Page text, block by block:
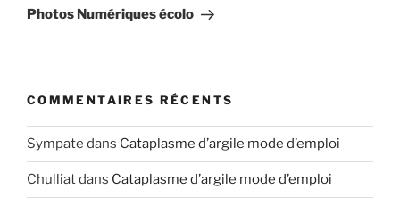
suivant
Photos Numériques écolo
COMMENTAIRES RÉCENTS
Sympate dans Cataplasme d’argile mode d’emploi
Chulliatdans Cataplasme d’argile mode d’emploi